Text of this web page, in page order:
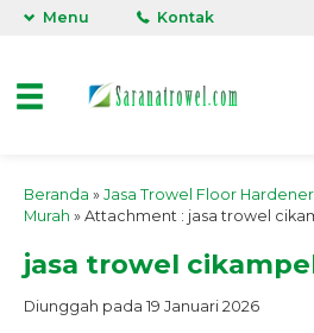
Menu Kontak
Beranda » Jasa Trowel Floor
Murah » Attachment : jasa trowel
jasa trowel
Diunggah pada 19 Januari 2026